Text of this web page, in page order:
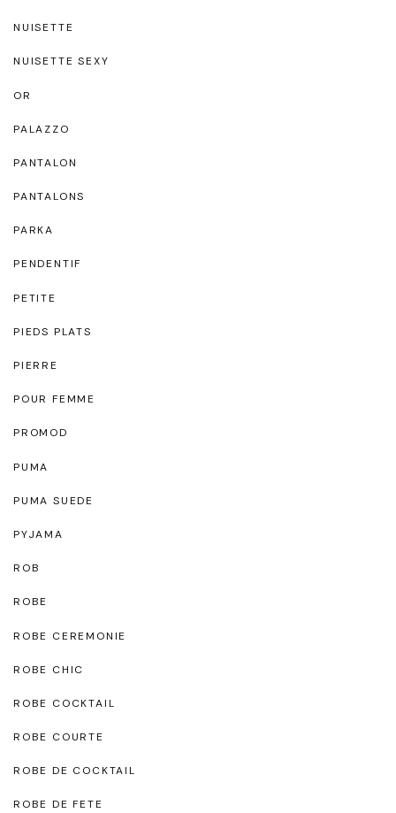
NUISETTE
NUISETTE SEXY
OR
PALAZZO
PANTALON
PANTALONS
PARKA
PENDENTIF
PETITE
PIEDS PLATS
PIERRE
POUR FEMME
PROMOD
PUMA
PUMA SUEDE
PYJAMA
ROB
ROBE
ROBE CEREMONIE
ROBE CHIC
ROBE COCKTAIL
ROBE COURTE
ROBE DE COCKTAIL
ROBE DE FETE